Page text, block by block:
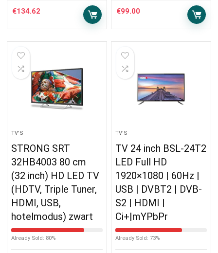
€134.62 €99.00
TV'S
STRONG SRT
32HB4003 80 cm
(32 inch) HD LED TV
(HDTV, Triple Tuner,
HDMI, USB,
hotelmodus) zwart
Already Sold: 80%
TV'S
TV 24 inch BSL-24T2
LED Full HD
1920×1080 | 60Hz |
USB | DVBT2 | DVB-
S2 | HDMI |
Ci+|mYPbPr
Already Sold: 73%